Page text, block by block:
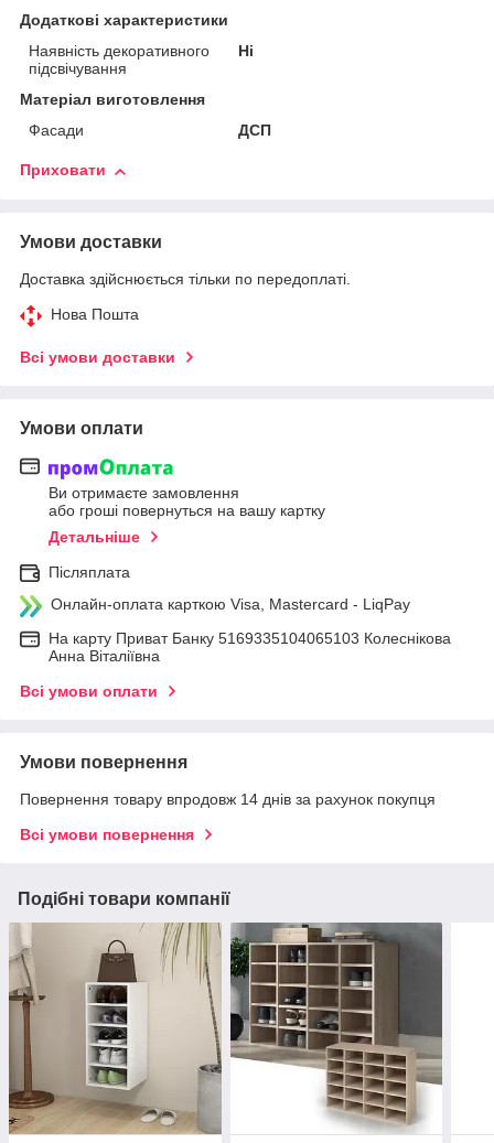
Додаткові характеристики
Наявність декоративного
підсвічування
Ні
Матеріал виготовлення
Фасади
ДСП
Приховати
Умови доставки
Доставка здійснюється тільки по передоплаті.
Нова Пошта
Всі умови доставки
Умови оплати
Ви отримаєте замовлення
або гроші повернуться на вашу картку
Детальніше
Післяплата
Онлайн-оплата карткою Visa, Mastercard - LiqPay
На карту Приват Банку 5169335104065103 Колеснікова
Анна Віталіївна
Всі умови оплати
Умови повернення
Повернення товару впродовж 14 днів за рахунок покупця
Всі умови повернення
Подібні товари компанії